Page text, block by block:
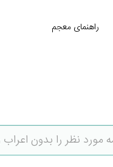
راهنمای معجم